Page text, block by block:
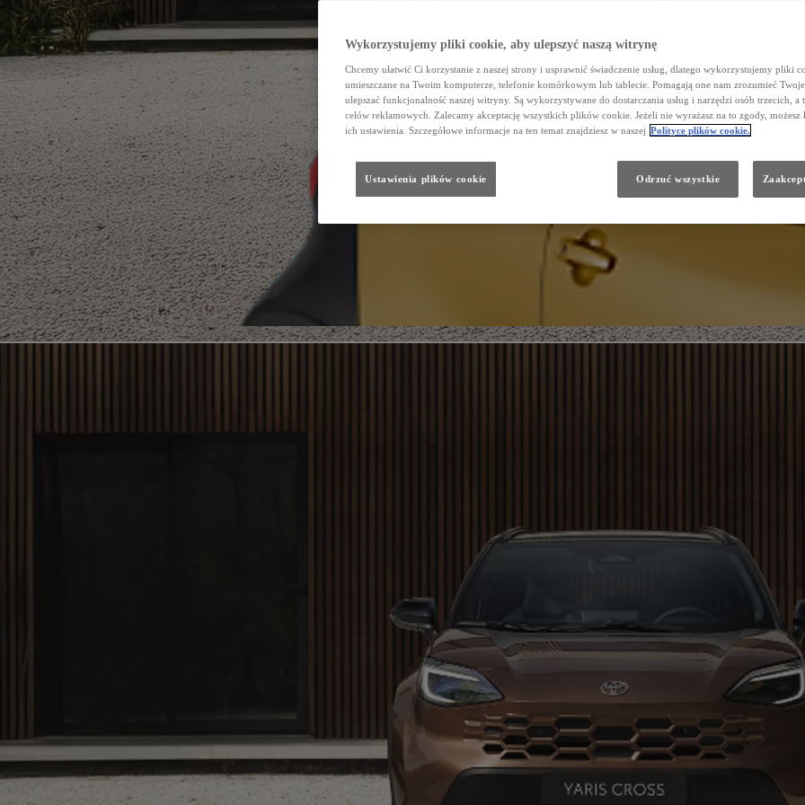
Wykorzystujemy pliki cookie, aby ulepszyć naszą witrynę
Chcemy ułatwić Ci korzystanie z naszej strony i usprawnić świadczenie usług, dlatego wykorzystujemy pliki
umieszczane na Twoim komputerze, telefonie komórkowym lub tablecie. Pomagają one nam zrozumieć
ulepszać funkcjonalność naszej witryny. Są wykorzystywane do dostarczania usług i narzędzi osób trzecich, a
celów reklamowych. Zalecamy akceptację wszystkich plików cookie. Jeżeli nie wyrażasz na to zgody, możesz
ich ustawienia. Szczegółowe informacje na ten temat znajdziesz w naszej Polityce plików cookie.
Odrzuć wszystkie
Ustawienia plików cookie